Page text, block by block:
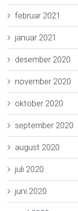
februar 2021
januar 2021
desember 2020
november 2020
oktober 2020
september 2020
august 2020
juli 2020
juni 2020